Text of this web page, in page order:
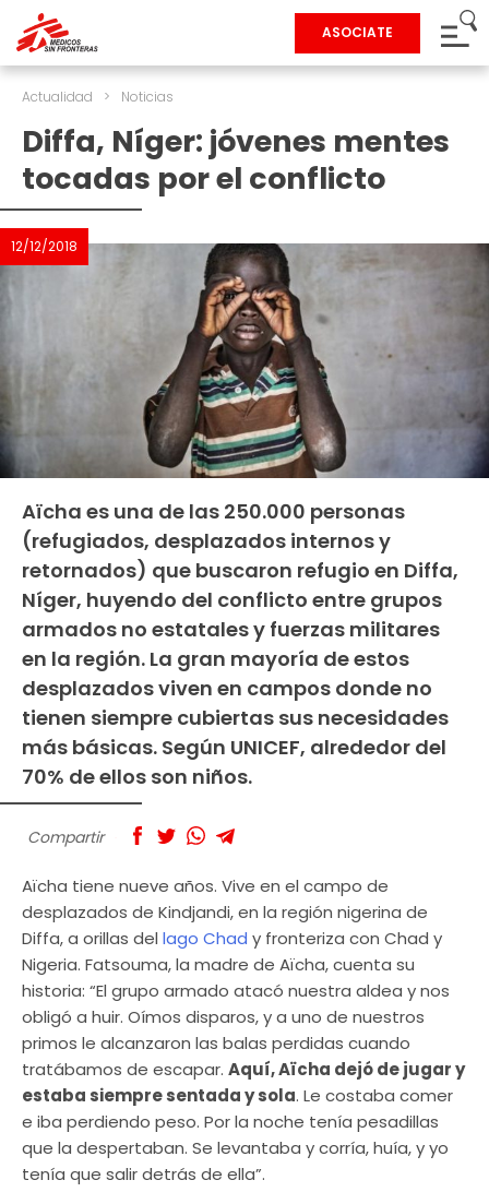
ASOCIATE
Actualidad > Noticias
Diffa, Níger: jóvenes mentes
tocadas por el conflicto
12/12/2018
Aïcha es una de las 250.000 personas
(refugiados, desplazados internos y
retornados) que buscaron refugio en Diffa,
Níger, huyendo del conflicto entre grupos
armados no estatales y fuerzas militares
en la región. La gran mayoría de estos
desplazados viven en campos donde no
tienen siempre cubiertas sus necesidades
más básicas. Según UNICEF, alrededor del
70% de ellos son niños.
Compartir
Aïcha tiene nueve años. Vive en el campo de
desplazados de Kindjandi, en la región nigerina de
Diffa, a orillas del lago Chad y fronteriza con Chad y
Nigeria. Fatsouma, la madre de Aïcha, cuenta su
historia: “El grupo armado atacó nuestra aldea y nos
obligó a huir. Oímos disparos, y a uno de nuestros
primos le alcanzaron las balas perdidas cuando
tratábamos de escapar. Aquí, Aïcha dejó de jugar y
estaba siempre sentada y sola. Le costaba comer
e iba perdiendo peso. Por la noche tenía pesadillas
que la despertaban. Se levantaba y corría, huía, y yo
tenía que salir detrás de ella”.